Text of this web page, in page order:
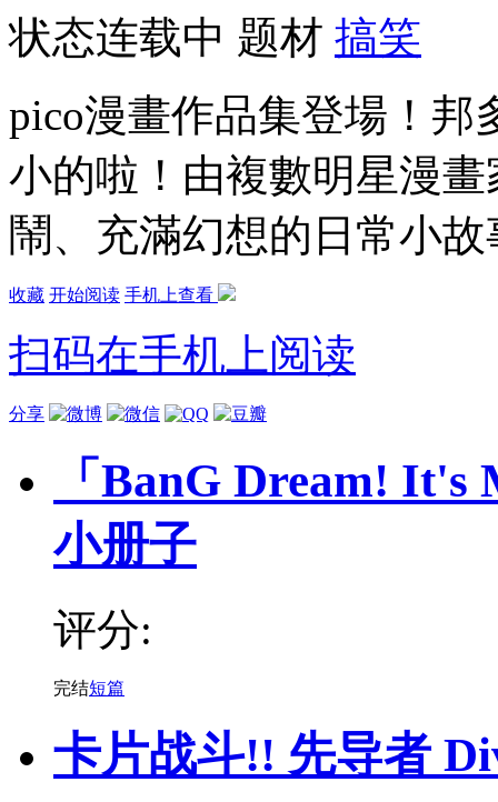
状态连载中 题材 搞笑
pico漫畫作品集登場！邦
小的啦！由複數明星漫
鬧、充滿幻想的日常小故
收藏 开始阅读 手机上查看
扫码在手机上阅读
分享
「BanG Dream!
小册子
评分:
完结短篇
卡片战斗!! 先导者